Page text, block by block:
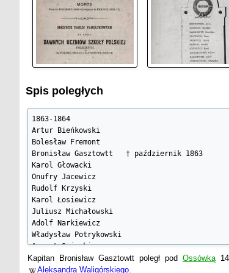
Spis poległych
1863-1864
Artur Bieńkowski
Bolesław Fremont
Bronisław Gasztowtt   † październik 1863
Karol Głowacki
Onufry Jacewicz
Rudolf Krzyski
Karol Łosiewicz
Juliusz Michałowski
Adolf Narkiewicz
Władysław Potrykowski
August Sojecki
Władysław Stryjeński
Władysław Waligórski   † 06.05.1863
Kapitan Bronisław Gasztowtt poległ podOssówką
Aleksandra Waligórskiego.